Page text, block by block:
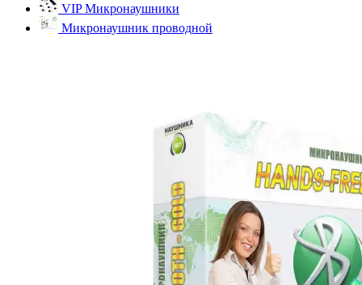
VIP Микронаушники
Микронаушник проводной